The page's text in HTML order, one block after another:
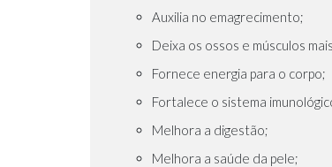
Auxilia no emagrecimento;
Deixa os ossos e músculos
Fornece energia para o corpo;
Fortalece o sistema
Melhora a digestão;
Melhora a saúde da pele;